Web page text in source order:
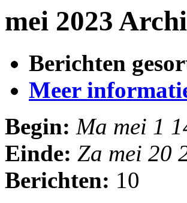
mei 2023
Berichten
Meer
Begin: Ma mei 1
Einde: Za mei 20
Berichten: 10